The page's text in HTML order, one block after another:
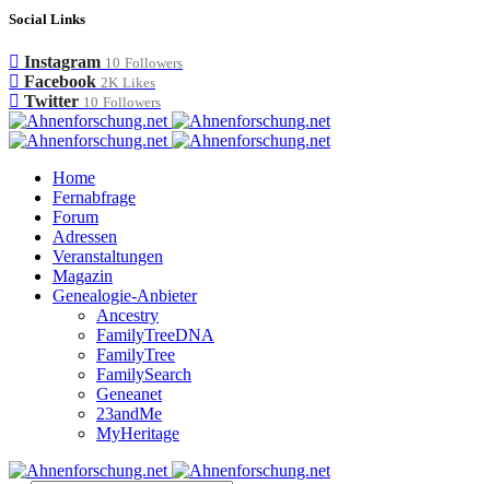
Social Links
Instagram 10 Followers
Facebook 2K Likes
Twitter 10 Followers
Home
Fernabfrage
Forum
Adressen
Veranstaltungen
Magazin
Genealogie-Anbieter
Ancestry
FamilyTreeDNA
FamilyTree
FamilySearch
Geneanet
23andMe
MyHeritage